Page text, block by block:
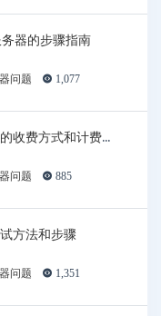
器的步骤指南
问题 1,077
收费方式和计费原
问题 885
方法和步骤
问题 1,351